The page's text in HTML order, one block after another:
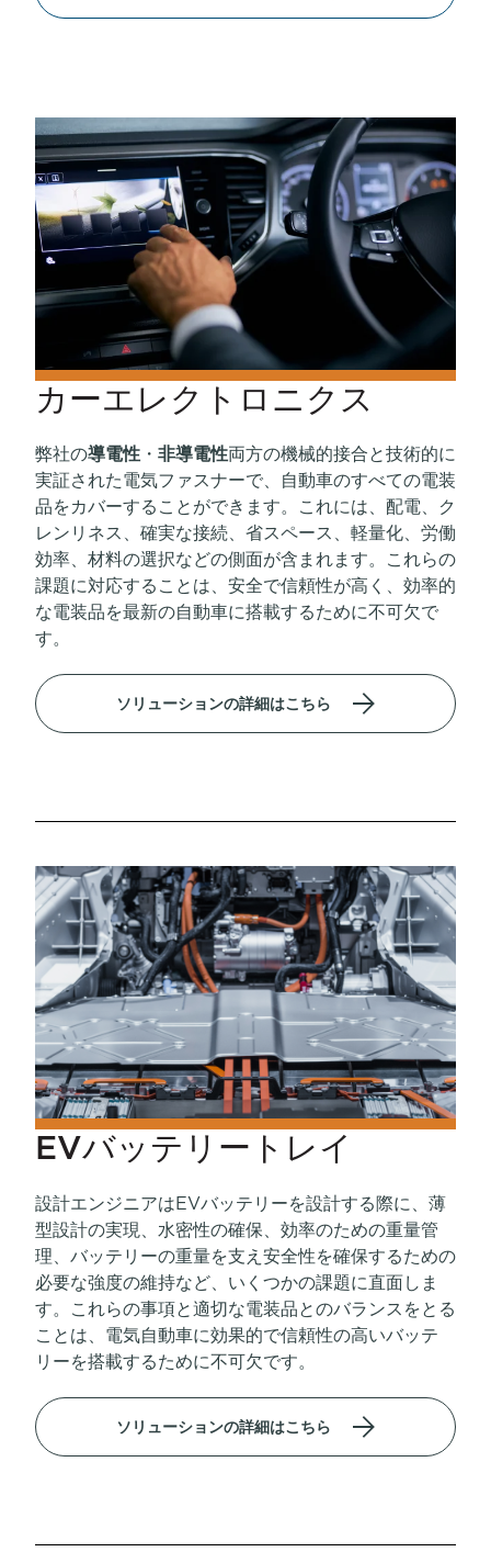
カーエレクトロニクス
弊社の導電性 ・ 非導電性両方の機械的接合と技術的に
実証された電気ファスナーで、自動車のすべての電装
品をカバーすることができます。これには、配電、ク
レンリネス、確実な接続、省スペース、軽量化、労働
効率、材料の選択などの側面が含まれます。これらの
課題に対応することは、安全で信頼性が高く、効率的
な電装品を最新の自動車に搭載するために不可欠で
す。
ソリューションの詳細はこちら
EVバッテリートレイ
設計エンジニアはEVバッテリーを設計する際に、薄
型設計の実現、水密性の確保、効率のための重量管
理、バッテリーの重量を支え安全性を確保するための
必要な強度の維持など、いくつかの課題に直面しま
す。これらの事項と適切な電装品とのバランスをとる
ことは、電気自動車に効果的で信頼性の高いバッテ
リーを搭載するために不可欠です。
ソリューションの詳細はこちら